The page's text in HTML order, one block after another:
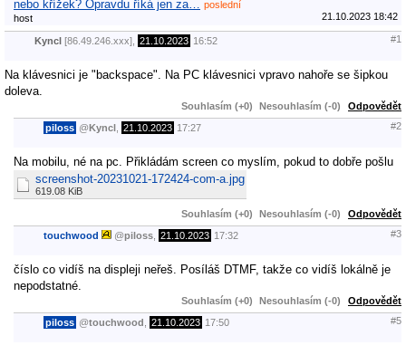
nebo křížek? Opravdu říká jen za…
poslední
host
21.10.2023 18:42
Kyncl [86.49.246.xxx], 21.10.2023 16:52 #1
Na klávesnici je "backspace". Na PC klávesnici vpravo nahoře se šipkou
doleva.
Souhlasím (+0) Nesouhlasím (-0) Odpovědět
piloss @Kyncl 21.10.2023 17:27 #2
Na mobilu, né na pc. Přikládám screen co myslím, pokud to dobře pošlu
screenshot-20231021-172424-com-a.jpg
619.08 KiB
Souhlasím (+0) Nesouhlasím (-0) Odpovědět
touchwood @piloss 21.10.2023 17:32 #3
číslo co vidíš na displeji neřeš. Posíláš DTMF, takže co vidíš lokálně je
nepodstatné.
Souhlasím (+0) Nesouhlasím (-0) Odpovědět
piloss @touchwood 21.10.2023 17:50 #5